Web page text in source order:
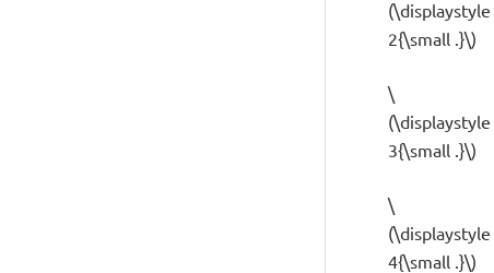
(\displaystyle
2{\small .}\)
\
(\displaystyle
3{\small .}\)
\
(\displaystyle
4{\small .}\)